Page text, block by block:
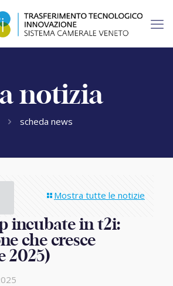
notizia
scheda news
Mostra tutte le notizie
incubate in t2i:
che cresce
2025)